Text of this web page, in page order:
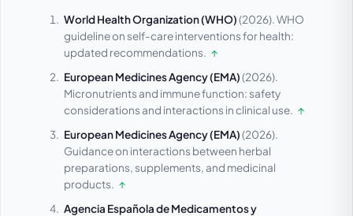
World Health Organization (WHO)(2026).WHO
guideline on self-care interventions for health:
updated recommendations. ↑
European Medicines Agency (EMA)(2026).
Micronutrients and immune function: safety
considerations and interactions in clinical use. ↑
European Medicines Agency (EMA)(2026).
Guidance on interactions between herbal
preparations, supplements, and medicinal
products. ↑
Agencia Española de Medicamentos y